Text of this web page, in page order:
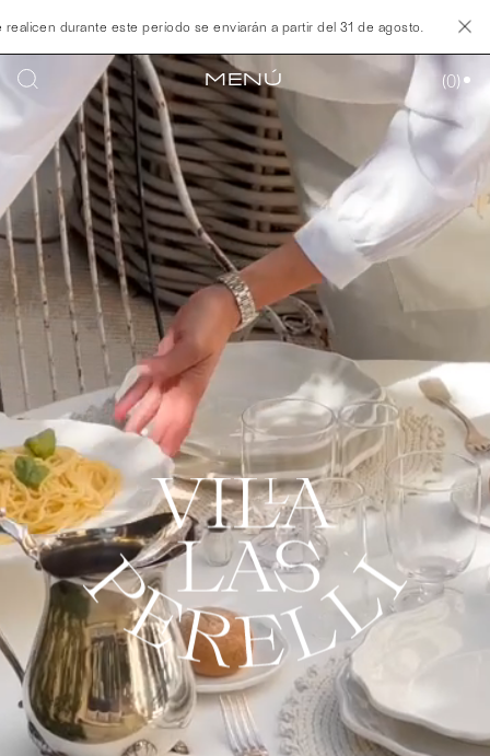
este período se enviarán a partir del 31 de agosto. Nuestro almacén
MENÚ (0)